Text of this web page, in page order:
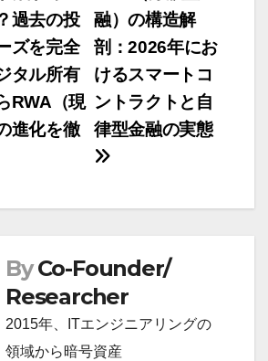
融）の構造解
剖：2026年にお
けるスマートコ
ントラクトと自
律型金融の実態
過去の投
ズを完全
タル所有
RWA（現
進化を徹
By Co-Founder/
Researcher
2015年、ITエンジニアリングの
領域から暗号資産